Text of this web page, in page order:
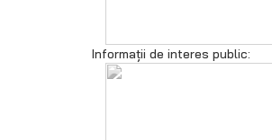
Informații de interes public: